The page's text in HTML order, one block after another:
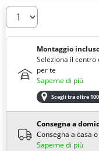
Quantità
Montaggio
Seleziona il centro
per te
Saperne di più
Scegli tra oltre
Consegna a
Consegna a casa
Saperne di più